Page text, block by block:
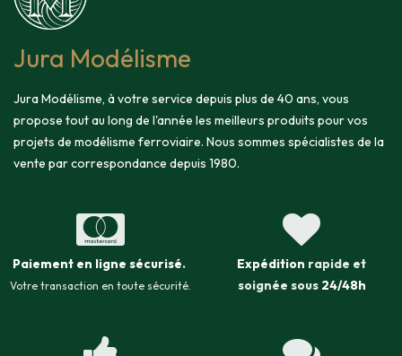
Jura Modélisme
Jura Modélisme, à votre service depuis plus de 40 ans, vous
propose tout au long de l'année les meilleurs produits pour vos
projets de modélisme ferroviaire. Nous sommes spécialistes de la
vente par correspondance depuis 1980.
Paiement en ligne sécurisé.
Votre transaction en toute sécurité.
Expédition rapide et
soignée sous 24/48h